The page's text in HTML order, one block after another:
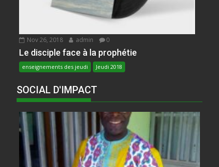
Nov 26, 2018 admin 0
Le disciple face à la prophétie
enseignements des jeudi Jeudi 2018
SOCIAL D'IMPACT